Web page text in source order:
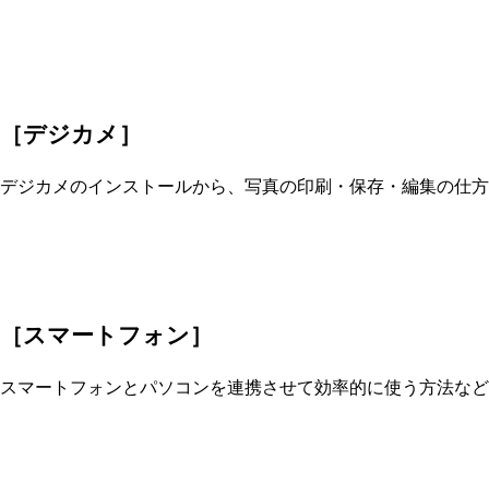
［デジカメ］
デジカメのインストールから、写真の印刷・保存・編集の仕
［スマートフォン］
スマートフォンとパソコンを連携させて効率的に使う方法な